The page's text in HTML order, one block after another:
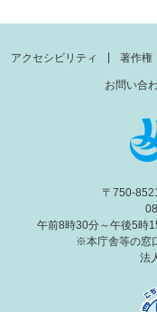
アクセシビリティ 著作権
お問い合
〒750-
午前8時30分～午後5時
※本庁舎等の窓
法